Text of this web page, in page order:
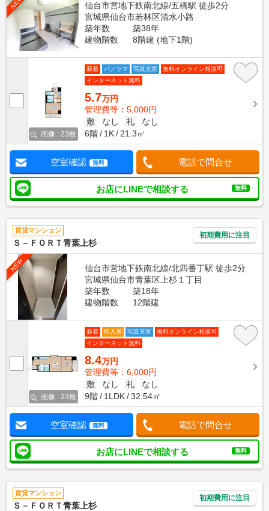
仙台市営地下鉄南北線/五橋駅 徒歩2分
宮城県仙台市若林区清水小路
築年数
築38年
建物階数
8階建 (地下1階)
画像 : 23枚
新着 パノラマ 写真充実
無料オンライン相談可
インターネット無料
5.7万円
管理費等：5,000円
敷
なし 礼
なし
6階
1K 21.3㎡
空室確認 無料 電話で問合せ
お店にLINEで相談する 無料
賃貸マンション
Ｓ－ＦＯＲＴ青葉上杉
初期費用に注目
NEW
仙台市営地下鉄南北線/北四番丁駅 徒歩2分
宮城県仙台市青葉区上杉１丁目
築年数
築18年
建物階数
12階建
画像 : 23枚
新着 即入居 写真充実
無料オンライン相談可
インターネット無料
8.4万円
管理費等：6,000円
敷
なし 礼
なし
9階
1LDK 32.54㎡
空室確認 無料 電話で問合せ
お店にLINEで相談する 無料
賃貸マンション
Ｓ－ＦＯＲＴ青葉上杉
初期費用に注目